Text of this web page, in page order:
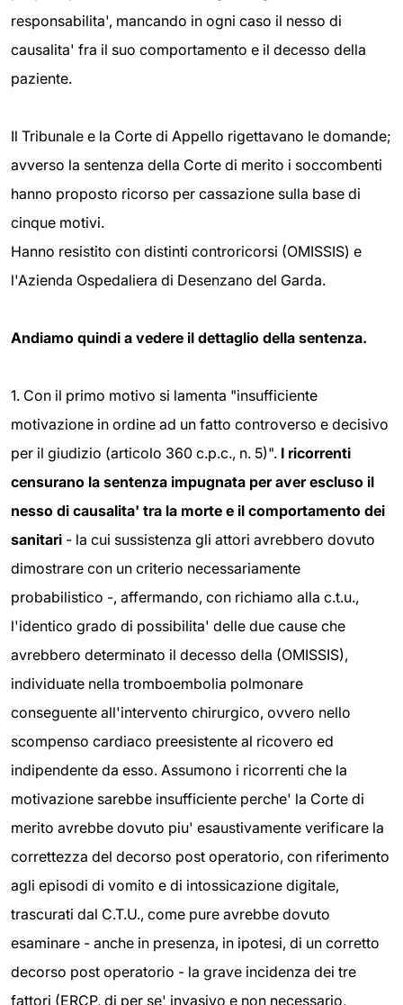
responsabilita', mancando in ogni caso il nesso di
causalita' fra il suo comportamento e il decesso della
paziente.
Il Tribunale e la Corte di Appello rigettavano le domande;
avverso la sentenza della Corte di merito i soccombenti
hanno proposto ricorso per cassazione sulla base di
cinque motivi.
Hanno resistito con distinti controricorsi (OMISSIS) e
l'Azienda Ospedaliera di Desenzano del Garda.
Andiamo quindi a vedere il dettaglio della sentenza.
1. Con il primo motivo si lamenta "insufficiente
motivazione in ordine ad un fatto controverso e decisivo
per il giudizio (articolo 360 c.p.c., n. 5)". I ricorrenti
censurano la sentenza impugnata per aver escluso il
nesso di causalita' tra la morte e il comportamento dei
sanitari - la cui sussistenza gli attori avrebbero dovuto
dimostrare con un criterio necessariamente
probabilistico -, affermando, con richiamo alla c.t.u.,
l'identico grado di possibilita' delle due cause che
avrebbero determinato il decesso della (OMISSIS),
individuate nella tromboembolia polmonare
conseguente all'intervento chirurgico, ovvero nello
scompenso cardiaco preesistente al ricovero ed
indipendente da esso. Assumono i ricorrenti che la
motivazione sarebbe insufficiente perche' la Corte di
merito avrebbe dovuto piu' esaustivamente verificare la
correttezza del decorso post operatorio, con riferimento
agli episodi di vomito e di intossicazione digitale,
trascurati dal C.T.U., come pure avrebbe dovuto
esaminare - anche in presenza, in ipotesi, di un corretto
decorso post operatorio - la grave incidenza dei tre
fattori (ERCP, di per se' invasivo e non necessario,